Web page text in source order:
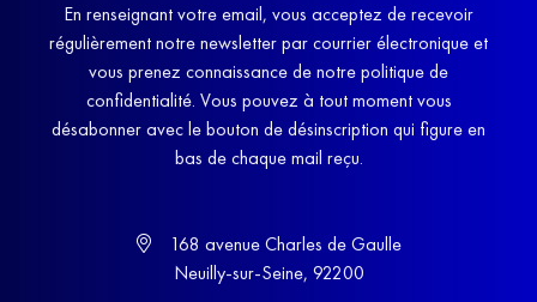
En renseignant votre email, vous acceptez de recevoir
régulièrement notre newsletter par courrier électronique et
vous prenez connaissance de notre politique de
confidentialité. Vous pouvez à tout moment vous
désabonner avec le bouton de désinscription qui figure en
bas de chaque mail reçu.
168 avenue Charles de Gaulle
Neuilly-sur-Seine, 92200